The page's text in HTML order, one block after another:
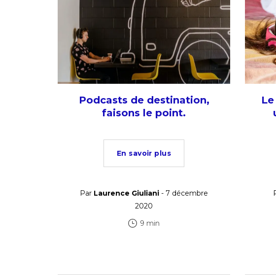
Podcasts de destination,
faisons le point.
En savoir plus
Par Laurence Giuliani - 7 décembre
2020
9 min